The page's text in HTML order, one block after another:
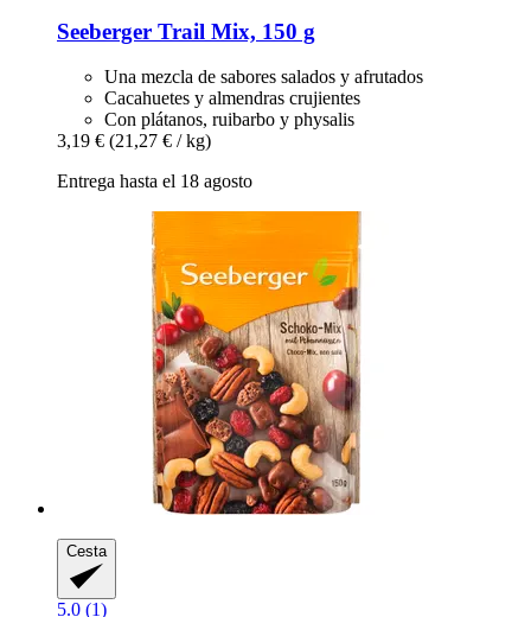
Seeberger Trail Mix, 150 g
Una mezcla de sabores salados y afrutados
Cacahuetes y almendras crujientes
Con plátanos, ruibarbo y physalis
3,19 € (21,27 € / kg)
Entrega hasta el 18 agosto
Cesta
5.0 (1)